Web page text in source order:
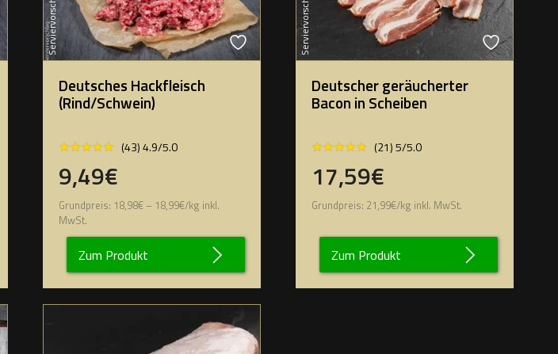
Serviervorschlag
Deutsches Hackfleisch
(Rind/Schwein)
★★★★★
★★★★★ (43) 4.9/5.0
9,49€
Grundpreis: 18,98€ – 18,99€/kg inkl.
MwSt.
Zum Produkt
Serviervorschlag
Deutscher geräucherter
Bacon in Scheiben
★★★★★
★★★★★ (21) 5/5.0
17,59€
Grundpreis: 21,99€/kg inkl. MwSt.
Zum Produkt